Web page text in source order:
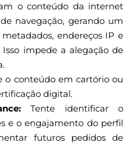
o conteúdo da internet
navegação, gerando um
endereços IP e
Isso impede a alegação de
o conteúdo em cartório ou
digital.
Tente identificar o
e o engajamento do perfil
futuros pedidos de